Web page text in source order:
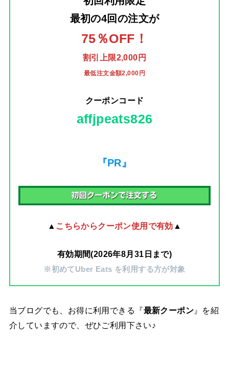
最初の4回の注文が
75％OFF！
割引上限2,000円
最低注文金額2,000円
クーポンコード
affjpeats826
『PR』
▲ こちらからクーポン使用で有効 ▲
有効期間(2026年8月31日まで)
※初めてUber Eats を利用する方が対象
当ブログでも、お得に利用できる『最新クーポン』を紹
介していますので、ぜひご利用下さい♪